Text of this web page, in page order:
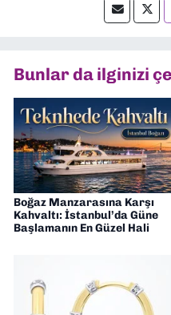
okumayı
Bunlar da ilginizi
Boğaz Manzarasına Karşı
Kahvaltı: İstanbul’da Güne
Başlamanın En Güzel Hali